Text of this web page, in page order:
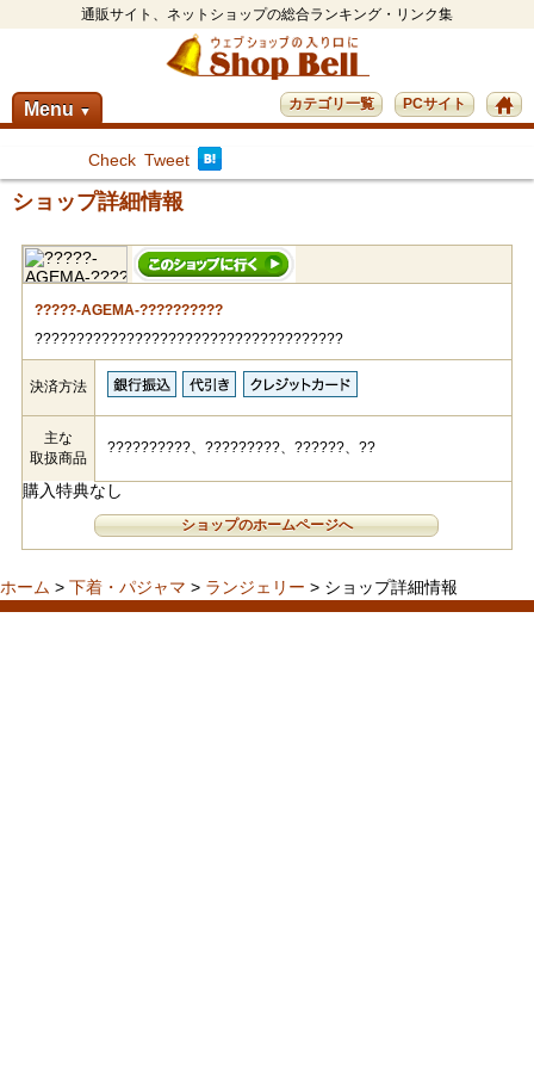
通販サイト、ネットショップの総合ランキング・リンク集
Menu ▼ PCサイト
カテゴリ一覧
Check Tweet
ショップ詳細情報
?????-AGEMA-??????????
?????????????????????????????????????
決済方法
主な
取扱商品
??????????、?????????、??????、??
購入特典なし
ショップのホームページへ
ホーム > 下着・パジャマ > ランジェリー > ショップ詳細情報